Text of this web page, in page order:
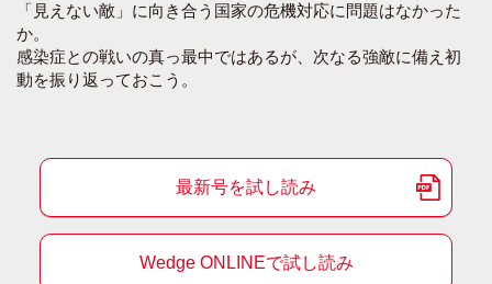
「見えない敵」に向き合う国家の危機対応に問題はなかった
か。
感染症との戦いの真っ最中ではあるが、次なる強敵に備え初
動を振り返っておこう。
最新号を試し読み
Wedge ONLINEで試し読み